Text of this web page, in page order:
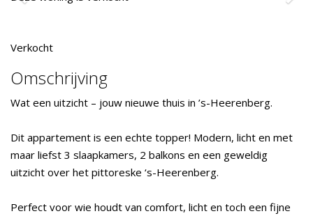
Verkocht
Omschrijving
Wat een uitzicht – jouw nieuwe thuis in ’s-Heerenberg.
Dit appartement is een echte topper! Modern, licht en met
maar liefst 3 slaapkamers, 2 balkons en een geweldig
uitzicht over het pittoreske ‘s-Heerenberg.
Perfect voor wie houdt van comfort, licht en toch een fijne